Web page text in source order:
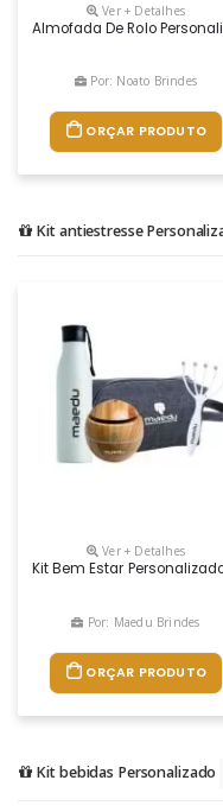
Ver + Detalhes
Almofada De Rolo
Por: Noato Brindes
ORÇAR PRODUTO
Kit antiestresse
Ver + Detalhes
Kit Bem Estar
Por: Maedu Brindes
ORÇAR PRODUTO
Kit bebidas Personalizado